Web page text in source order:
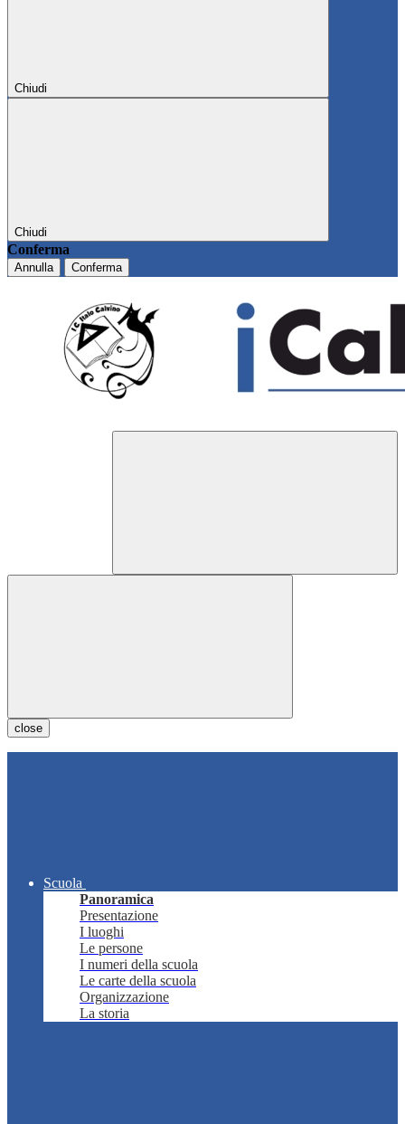
Chiudi
Chiudi
Conferma
Annulla Conferma
close
Scuola
Panoramica
Presentazione
I luoghi
Le persone
I numeri della scuola
Le carte della scuola
Organizzazione
La storia